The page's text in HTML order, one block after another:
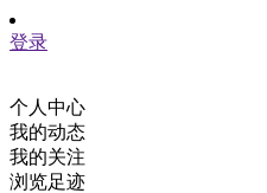
登录
个人中心
我的动态
我的关注
浏览足迹